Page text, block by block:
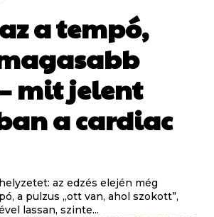
a tempó,
mit jelent
a cardiac
az edzés elején még
a pulzus „ott van, ahol szokott”,
lassan, szinte...